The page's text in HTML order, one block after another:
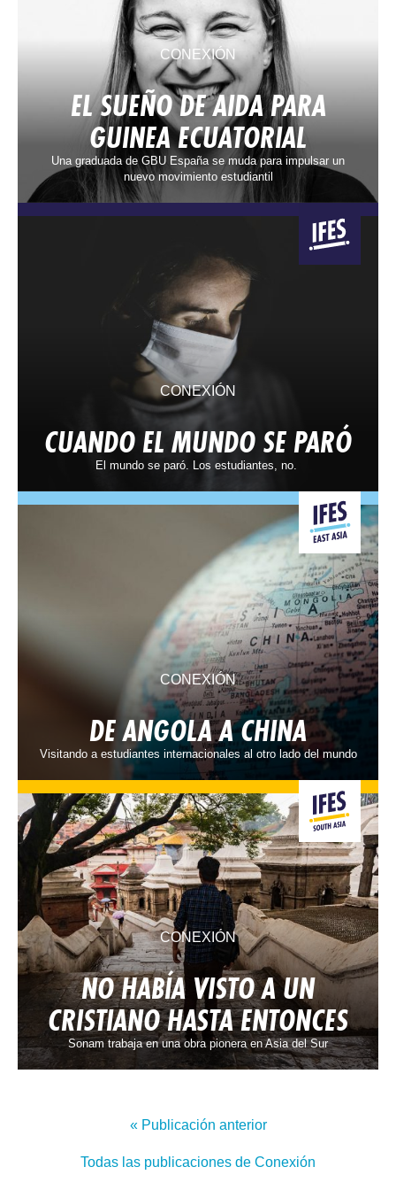
CONEXIÓN
EL SUEÑO DE AIDA PARA
GUINEA ECUATORIAL
Una graduada de GBU España se muda para impulsar un
nuevo movimiento estudiantil
CONEXIÓN
CUANDO EL MUNDO SE PARÓ
El mundo se paró. Los estudiantes, no.
CONEXIÓN
DE ANGOLA A CHINA
Visitando a estudiantes internacionales al otro lado del mundo
CONEXIÓN
NO HABÍA VISTO A UN
CRISTIANO HASTA ENTONCES
Sonam trabaja en una obra pionera en Asia del Sur
« Publicación anterior
Todas las publicaciones de Conexión